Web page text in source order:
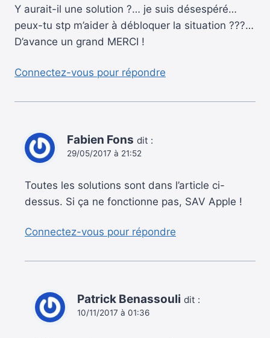
Y aurait-il une solution ?… je suis désespéré…
peux-tu stp m’aider à débloquer la situation ???…
D’avance un grand MERCI !
Connectez-vous pour répondre
Fabien Fons dit :
29/05/2017 à 21:52
Toutes les solutions sont dans l’article ci-
dessus. Si ça ne fonctionne pas, SAV Apple !
Connectez-vous pour répondre
Patrick Benassouli dit :
10/11/2017 à 01:36